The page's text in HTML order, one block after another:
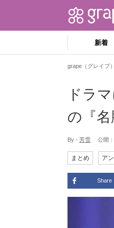
新着
grape（グレイプ）
ドラ
の『
By - 芳雪 公開：
まとめ ア
Share